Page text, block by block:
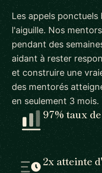
Les appels
l'aiguille. Nos
pendant des
aidant à rester
et construire une
des mentorés
en seulement 3 mois.
97% taux
2x atteinte